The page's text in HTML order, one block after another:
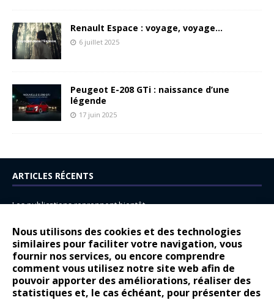
Nous utilisons des cookies et des technologies
similaires pour faciliter votre navigation, vous
fournir nos services, ou encore comprendre
comment vous utilisez notre site web afin de
pouvoir apporter des améliorations, réaliser des
statistiques et, le cas échéant, pour présenter des
Renault Espace : voyage, voyage…
6 juillet 2025
Peugeot E-208 GTi : naissance d’une
légende
17 juin 2025
ARTICLES RÉCENTS
Les publications reprennent bientôt…
14 juillet : nouveau film de marque pour Citroën
Renault Espace : voyage, voyage…
Peugeot E-208 GTi : naissance d’une légende